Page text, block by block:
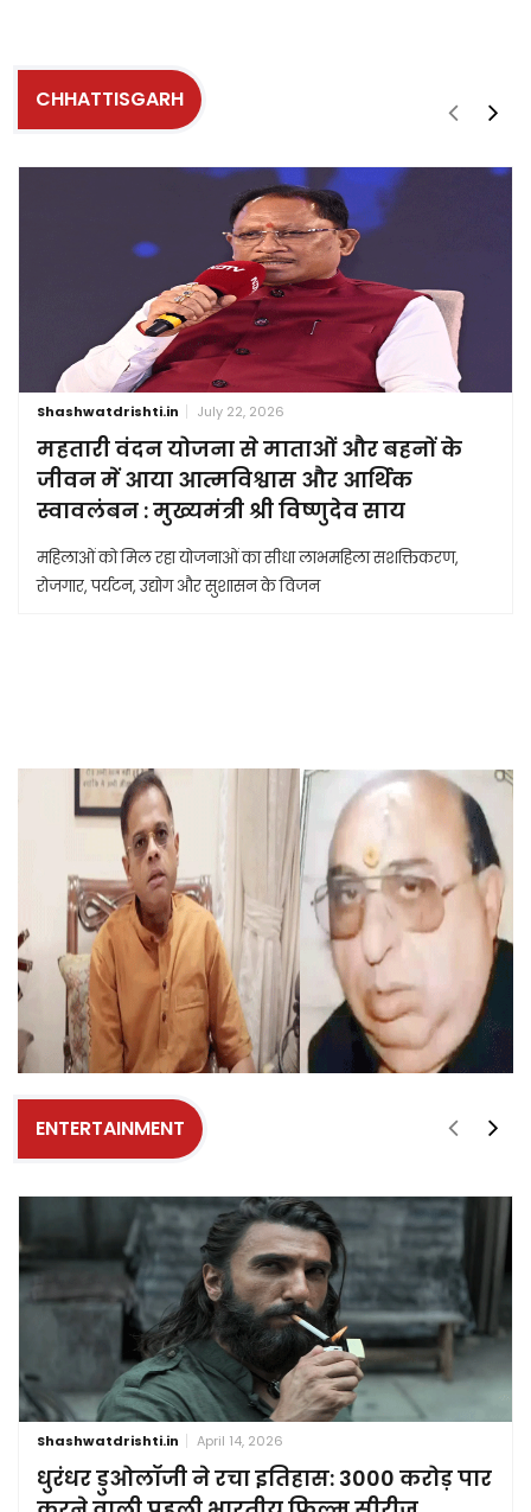
CHHATTISGARH
Shashwatdrishti.in July 22, 2026
महतारी वंदन योजना से माताओं और बहनों के
जीवन में आया आत्मविश्वास और आर्थिक
स्वावलंबन : मुख्यमंत्री श्री विष्णुदेव साय
महिलाओं को मिल रहा योजनाओं का सीधा लाभमहिला सशक्तिकरण,
रोजगार, पर्यटन, उद्योग और सुशासन के विजन
ENTERTAINMENT
Shashwatdrishti.in April 14, 2026
धुरंधर डुओलॉजी ने रचा इतिहास: 3000 करोड़ पार